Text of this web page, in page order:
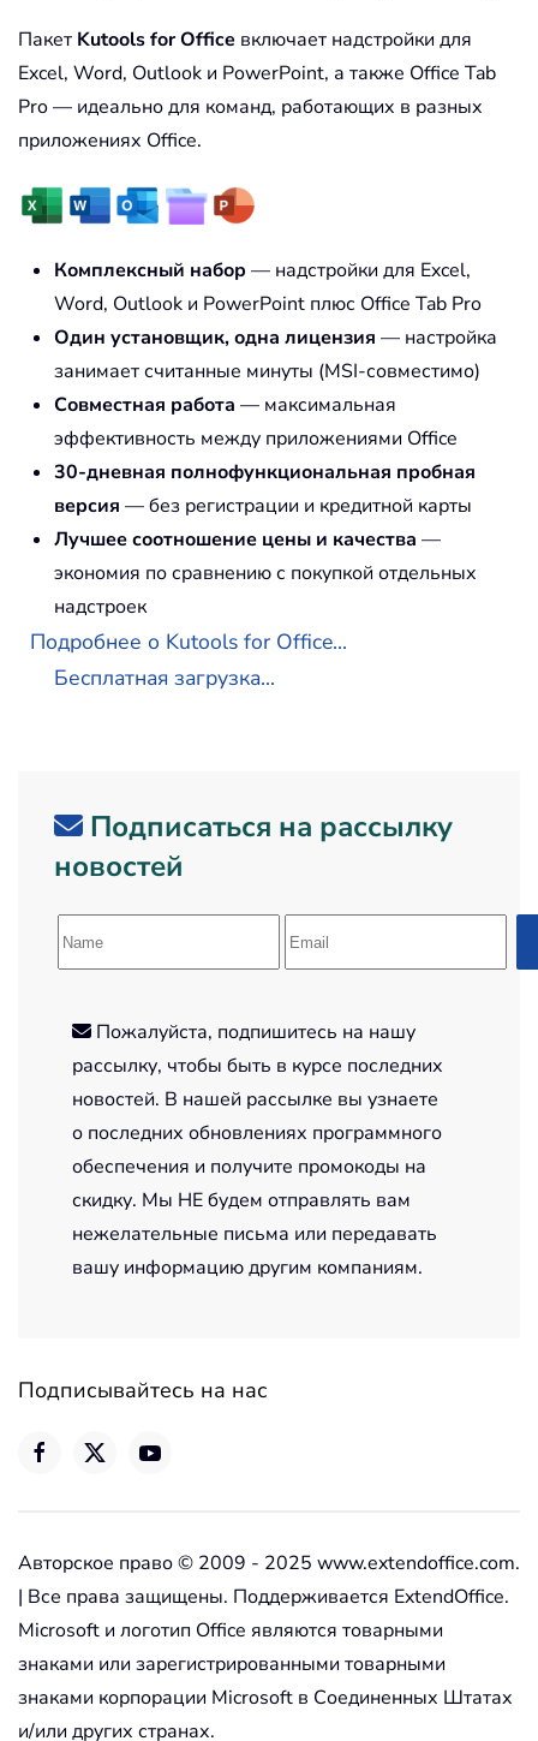
Пакет Kutools for Office включает надстройки для
Excel, Word, Outlook и PowerPoint, а также Office Tab
Pro — идеально для команд, работающих в разных
приложениях Office.
Комплексный набор — надстройки для Excel,
Word, Outlook и PowerPoint плюс Office Tab Pro
Один установщик, одна лицензия — настройка
занимает считанные минуты (MSI-совместимо)
Совместная работа — максимальная
эффективность между приложениями Office
30-дневная полнофункциональная пробная
версия — без регистрации и кредитной карты
Лучшее соотношение цены и качества —
экономия по сравнению с покупкой отдельных
надстроек
Подробнее о Kutools for Office...
Бесплатная загрузка...
Подписаться на рассылку
новостей
Пожалуйста, подпишитесь на нашу
рассылку, чтобы быть в курсе последних
новостей. В нашей рассылке вы узнаете
о последних обновлениях программного
обеспечения и получите промокоды на
скидку. Мы НЕ будем отправлять вам
нежелательные письма или передавать
вашу информацию другим компаниям.
Подписывайтесь на нас
Авторское право © 2009 - 2025 www.extendoffice.com.
| Все права защищены. Поддерживается ExtendOffice.
Microsoft и логотип Office являются товарными
знаками или зарегистрированными товарными
знаками корпорации Microsoft в Соединенных Штатах
и/или других странах.